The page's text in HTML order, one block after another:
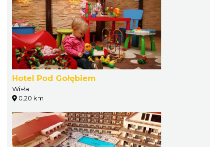
Hotel Pod Gołębiem
Wisła
0.20 km